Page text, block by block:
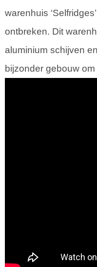
warenhuis
ontbreken. Dit
aluminium schijven
bijzonder gebouw om